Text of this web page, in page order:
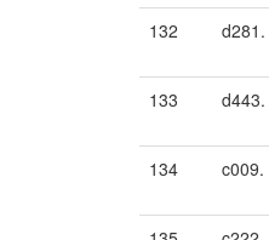
132 d281.
133 d443.
134 c009.